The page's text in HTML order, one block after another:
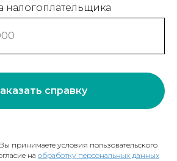
налогоплательщика
справку
принимаете условия пользовательского
на обработку персональных данных